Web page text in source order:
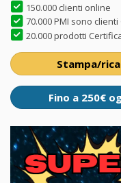
150.000 clienti online
70.000 PMI sono clienti
20.000 prodotti
Stampa/
Fino a 250€